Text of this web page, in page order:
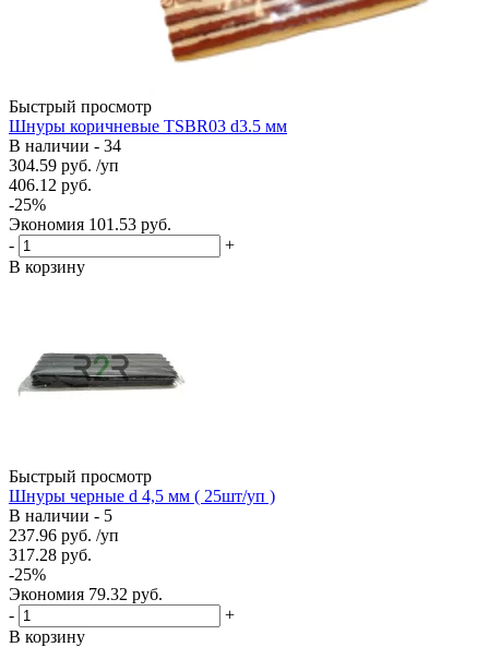
Быстрый просмотр
Шнуры коричневые TSBR03 d3.5 мм
В наличии - 34
304.59 руб. /уп
406.12 руб.
-25%
Экономия 101.53 руб.
-
+
В корзину
Быстрый просмотр
Шнуры черные d 4,5 мм ( 25шт/уп )
В наличии - 5
237.96 руб. /уп
317.28 руб.
-25%
Экономия 79.32 руб.
-
+
В корзину